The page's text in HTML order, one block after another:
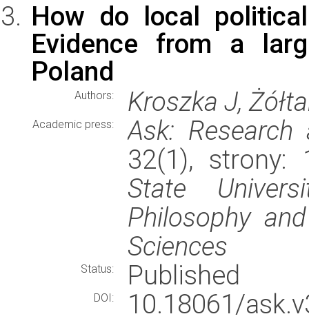
How do local
Evidence from a
Poland
Authors: Kroszka J,
Academic press:
Ask:
32(1), strony:
State
Philosophy
Sciences
Status: Published
DOI: 10.18061/